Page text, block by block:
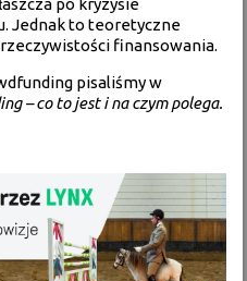
po kryzysie
Jednak to teoretyczne
finansowania.
pisaliśmy w
– co to jest i na czym polega.